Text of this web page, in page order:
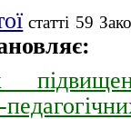
статті 59